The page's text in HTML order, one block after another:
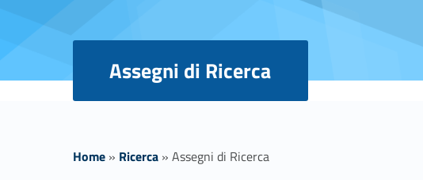
Assegni di Ricerca
Home » Ricerca » Assegni di Ricerca